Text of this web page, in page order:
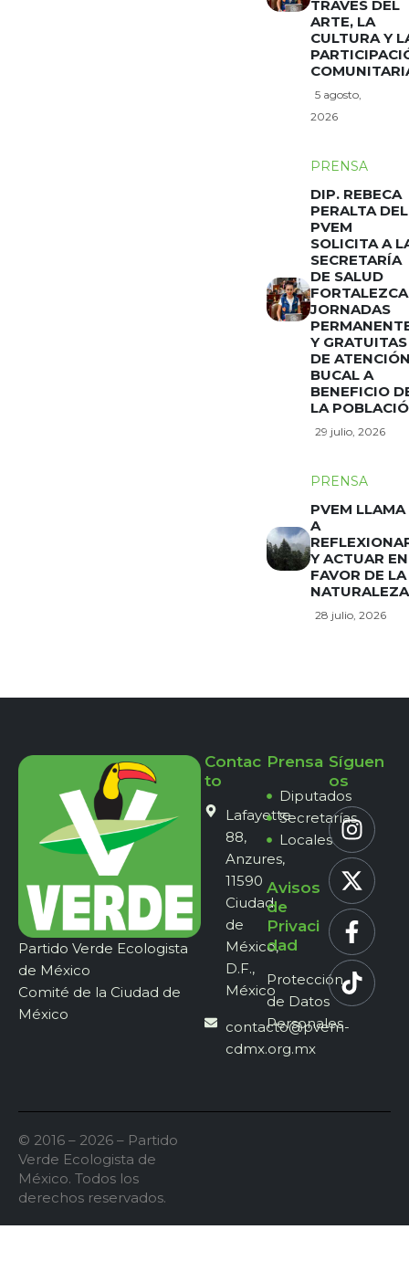
TRAVÉS DEL
ARTE, LA
CULTURA Y
5 agosto,
2026
PRENSA
DIP. REBECA
PERALTA DEL
PVEM
SOLICITA A
SECRETARÍA
DE SALUD
FORTALEZCA
JORNADAS
Y GRATUITAS
DE
BUCAL A
BENEFICIO
LA
29 julio, 2026
PRENSA
PVEM LLAMA
A
Y ACTUAR EN
FAVOR DE LA
NATURALEZA
28 julio, 2026
Partido Verde Ecologista
de México
Comité de la Ciudad de
México
Contac
to
Lafayette
88,
Anzures,
11590
Ciudad
de
México,
D.F.,
México
contacto@pvem-
cdmx.org.mx
Prensa
Diputados
Secretarías
Locales
Avisos
de
Privaci
dad
Protección
de Datos
Personales
Síguen
os
© 2016 – 2026 – Partido
Verde Ecologista de
México. Todos los
derechos reservados.